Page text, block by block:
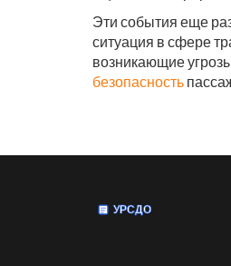
Эти события еще
ситуация в сфере
возникающие
безопасность